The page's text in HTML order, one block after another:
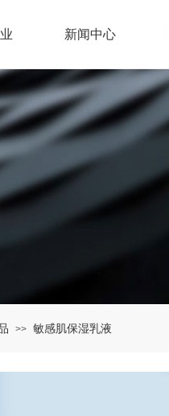
>> 敏感肌保湿乳液
新闻中心